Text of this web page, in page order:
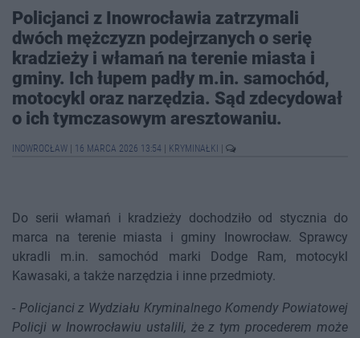
Policjanci z Inowrocławia zatrzymali
dwóch mężczyzn podejrzanych o serię
kradzieży i włamań na terenie miasta i
gminy. Ich łupem padły m.in. samochód,
motocykl oraz narzędzia. Sąd zdecydował
o ich tymczasowym aresztowaniu.
INOWROCŁAW 16 MARCA 2026 13:54 KRYMINAŁKI
Do serii włamań i kradzieży dochodziło od stycznia do
marca na terenie miasta i gminy Inowrocław. Sprawcy
ukradli m.in. samochód marki Dodge Ram, motocykl
Kawasaki, a także narzędzia i inne przedmioty.
- Policjanci z Wydziału Kryminalnego Komendy Powiatowej
Policji w Inowrocławiu ustalili, że z tym procederem może